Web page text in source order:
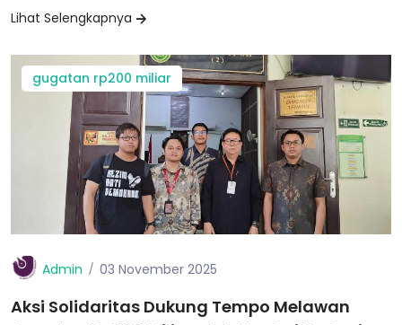
Lihat Selengkapnya
gugatan rp200 miliar
Admin 03 November 2025
Aksi Solidaritas Dukung Tempo Melawan